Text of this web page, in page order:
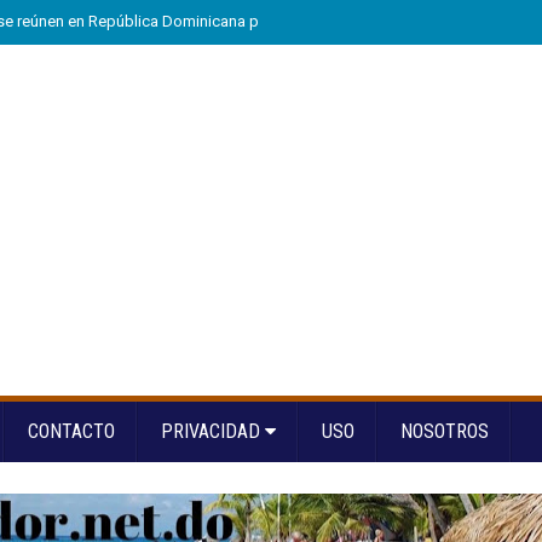
reúnen en República Dominicana para fortalecer el diálogo social y el
CONTACTO PRIVACIDAD USO NOSOTROS